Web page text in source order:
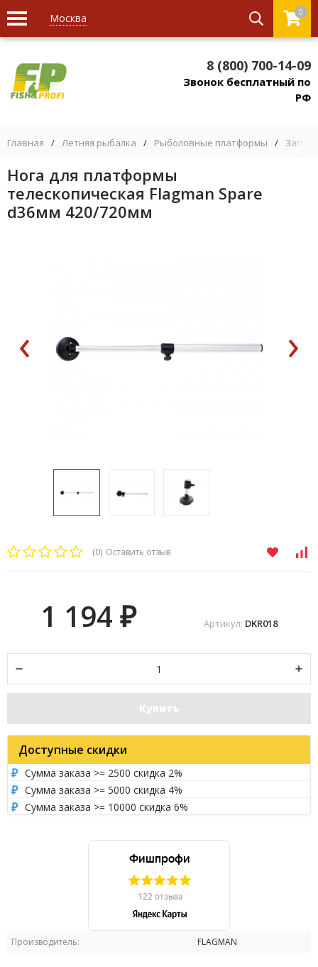
Москва 0
8 (800) 700-14-09
Звонок бесплатный по
РФ
Главная / Летняя рыбалка / Рыболовные платформы /
Нога для платформы
телескопическая Flagman Spare
d36мм 420/720мм
‹ ›
(0) Оставить отзыв
Производитель: FLAGMAN
Артикул: DKR018
1 194 ₽
Купить
Доступные скидки
Сумма заказа >= 2500 скидка 2%
Сумма заказа >= 5000 скидка 4%
Сумма заказа >= 10000 скидка 6%